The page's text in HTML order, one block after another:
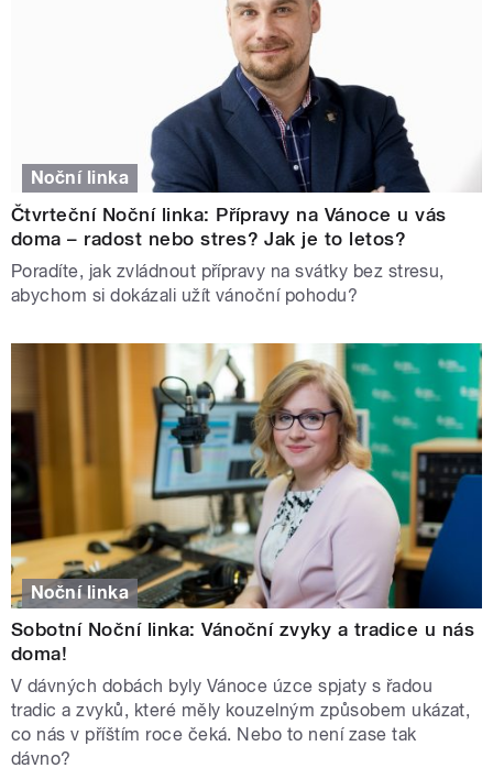
Noční linka
Čtvrteční Noční linka: Přípravy na Vánoce u vás
doma – radost nebo stres? Jak je to letos?
Poradíte, jak zvládnout přípravy na svátky bez stresu,
abychom si dokázali užít vánoční pohodu?
Noční linka
Sobotní Noční linka: Vánoční zvyky a tradice u nás
doma!
V dávných dobách byly Vánoce úzce spjaty s řadou
tradic a zvyků, které měly kouzelným způsobem ukázat,
co nás v příštím roce čeká. Nebo to není zase tak
dávno?